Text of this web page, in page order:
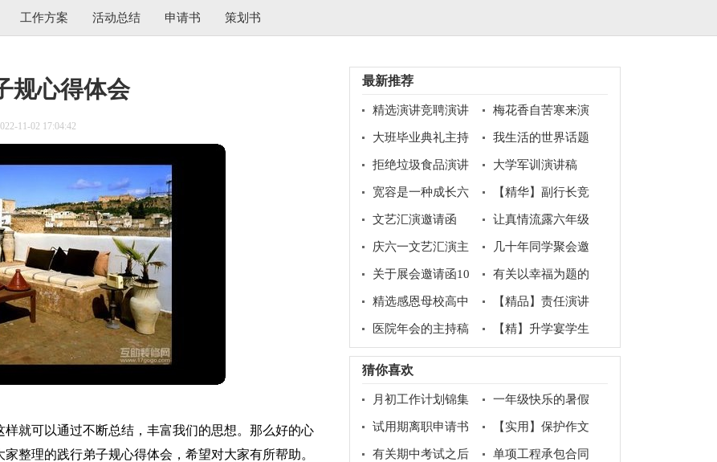
工作方案 活动总结 申请书 策划书
规心得体会
11-02 17:04:42
就可以通过不断总结，丰富我们的思想。那么好的心
整理的践行弟子规心得体会，希望对大家有所帮助。
最新推荐
精选演讲竞聘演讲
稿模板锦集8篇
梅花香自苦寒来演
讲稿
大班毕业典礼主持
稿15篇
我生活的世界话题
作文
拒绝垃圾食品演讲
稿
大学军训演讲稿
宽容是一种成长六
年级作文
【精华】副行长竞
聘岗位演讲稿3篇
文艺汇演邀请函
让真情流露六年级
作文300字合集7篇
庆六一文艺汇演主
持稿
几十年同学聚会邀
请函
关于展会邀请函10
篇
有关以幸福为题的
话题作文400字汇总五
精选感恩母校高中
作文800字合集八篇
【精品】责任演讲
稿范文汇总九篇
医院年会的主持稿
【精】升学宴学生
猜你喜欢
月初工作计划锦集
10篇
一年级快乐的暑假
作文6篇
试用期离职申请书
【实用】保护作文
300字3篇
有关期中考试之后
单项工程承包合同